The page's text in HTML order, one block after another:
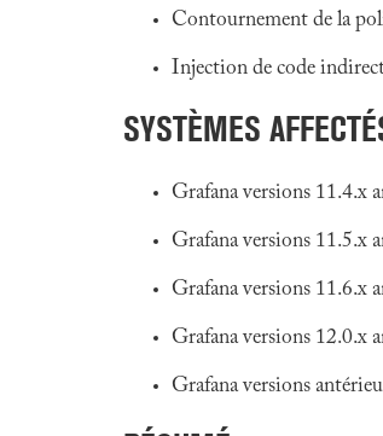
Contournement de la
Injection de code
SYSTÈMES
Grafana versions 11.4.x
Grafana versions 11.5.x
Grafana versions 11.6.x
Grafana versions 12.0.x
Grafana versions